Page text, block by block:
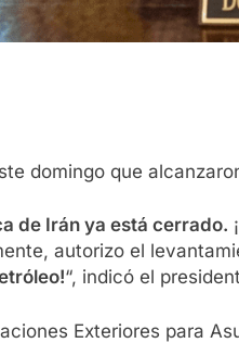
domingo que
de Irán ya está cerrado.
autorizo ​​el
“, indicó el
Exteriores para